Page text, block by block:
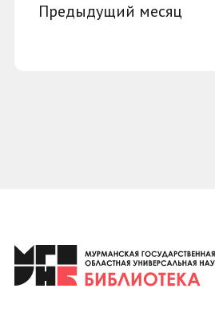
Предыдущий месяц